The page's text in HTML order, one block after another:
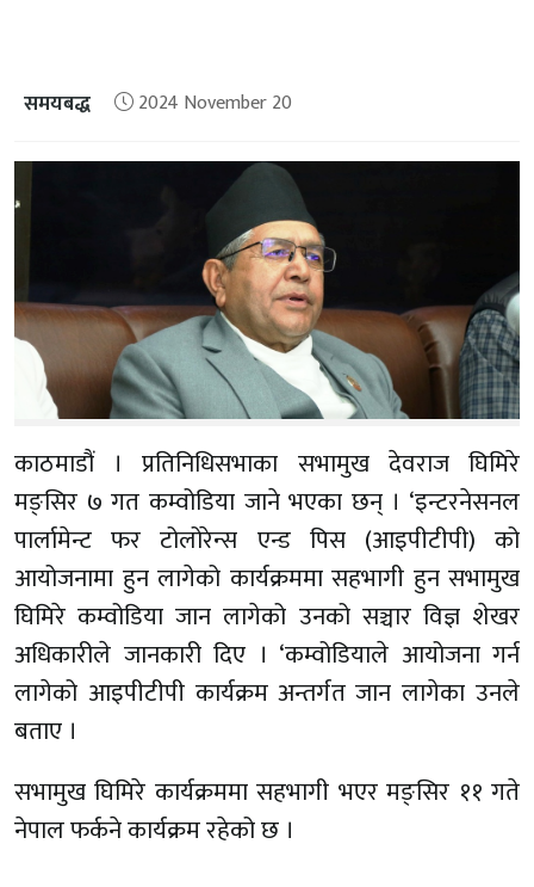
समयबद्ध 2024 November 20
काठमाडौं । प्रतिनिधिसभाका सभामुख देवराज घिमिरे
मङ्सिर ७ गत कम्वोडिया जाने भएका छन् । ‘इन्टरनेसनल
पार्लामेन्ट फर टोलोरेन्स एन्ड पिस (आइपीटीपी) को
आयोजनामा हुन लागेको कार्यक्रममा सहभागी हुन सभामुख
घिमिरे कम्वोडिया जान लागेको उनको सञ्चार विज्ञ शेखर
अधिकारीले जानकारी दिए । ‘कम्वोडियाले आयोजना गर्न
लागेको आइपीटीपी कार्यक्रम अन्तर्गत जान लागेका उनले
बताए ।
सभामुख घिमिरे कार्यक्रममा सहभागी भएर मङ्सिर ११ गते
नेपाल फर्कने कार्यक्रम रहेको छ ।